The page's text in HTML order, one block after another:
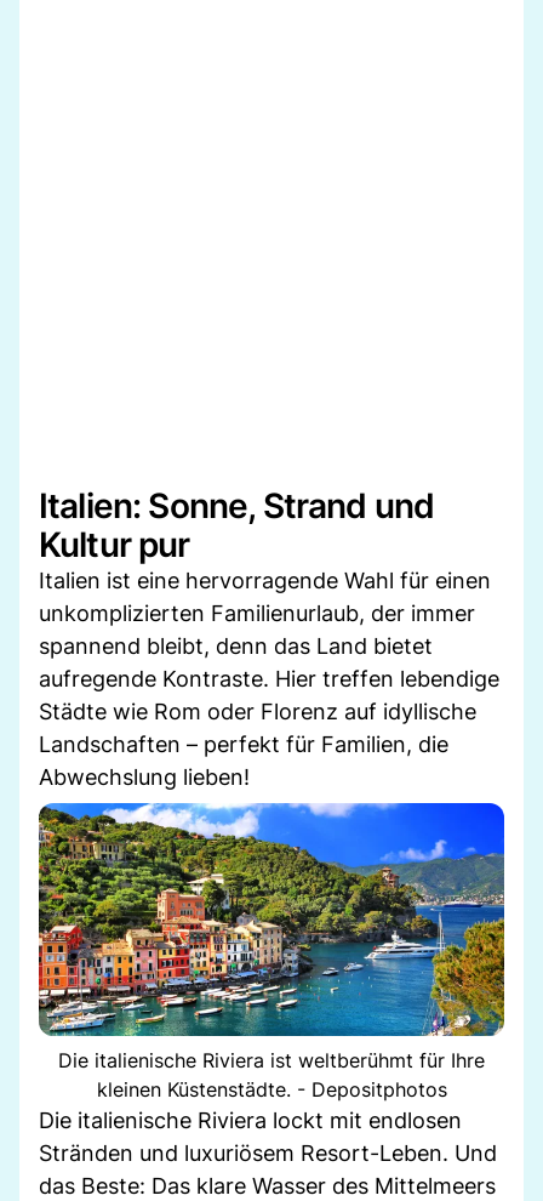
Italien: Sonne, Strand und
Kultur pur
Italien ist eine hervorragende Wahl für einen
unkomplizierten Familienurlaub, der immer
spannend bleibt, denn das Land bietet
aufregende Kontraste. Hier treffen lebendige
Städte wie Rom oder Florenz auf idyllische
Landschaften – perfekt für Familien, die
Abwechslung lieben!
Die italienische Riviera ist weltberühmt für Ihre
kleinen Küstenstädte. - Depositphotos
Die italienische Riviera lockt mit endlosen
Stränden und luxuriösem Resort-Leben. Und
das Beste: Das klare Wasser des Mittelmeers